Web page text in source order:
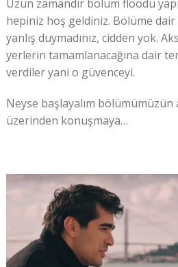
Uzun zamandır bölüm floodu
hepiniz hoş geldiniz. Bölüme
yanlış duymadınız, cidden yok.
yerlerin tamamlanacağına dair
verdiler yani o güvenceyi.
Neyse başlayalım bölümümüzün
üzerinden konuşmaya…